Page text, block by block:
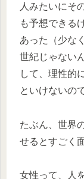
人みたいにそ
も予想できる
あった（少な
世紀じゃない
して、理性的
といけないの
たぶん、世界
せるとすごく
女性って、人